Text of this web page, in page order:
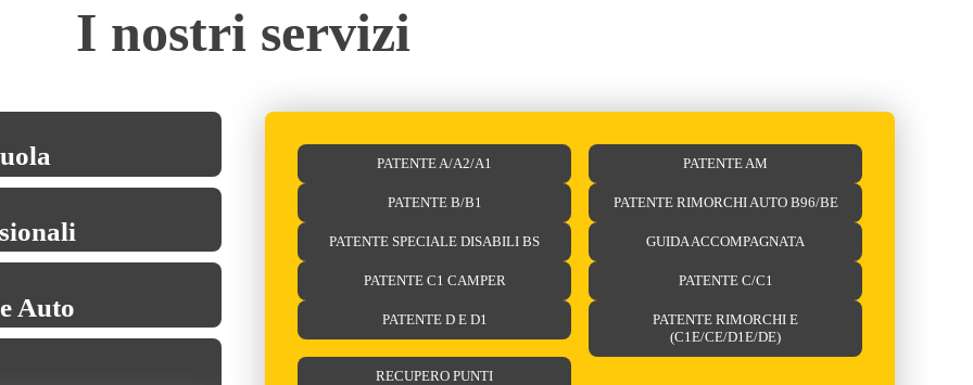
I nostri servizi
Auto
PATENTE A/A2/A1 PATENTE AM
PATENTE B/B1 PATENTE RIMORCHI AUTO B96/BE
PATENTE SPECIALE DISABILI BS GUIDA ACCOMPAGNATA
PATENTE C1 CAMPER PATENTE C/C1
PATENTE D E D1
PATENTE RIMORCHI E
(C1E/CE/D1E/DE)
RECUPERO PUNTI